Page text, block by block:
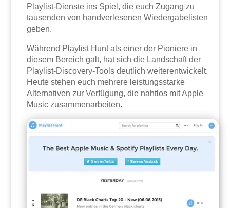
Playlist-Dienste ins Spiel, die euch Zugang zu
tausenden von handverlesenen Wiedergabelisten
geben.
Während Playlist Hunt als einer der Pioniere in
diesem Bereich galt, hat sich die Landschaft der
Playlist-Discovery-Tools deutlich weiterentwickelt.
Heute stehen euch mehrere leistungsstarke
Alternativen zur Verfügung, die nahtlos mit Apple
Music zusammenarbeiten.